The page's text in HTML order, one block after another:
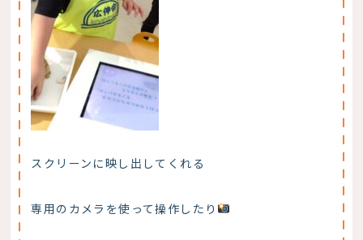
スクリーンに映し出してくれる
専用のカメラを使って操作したり